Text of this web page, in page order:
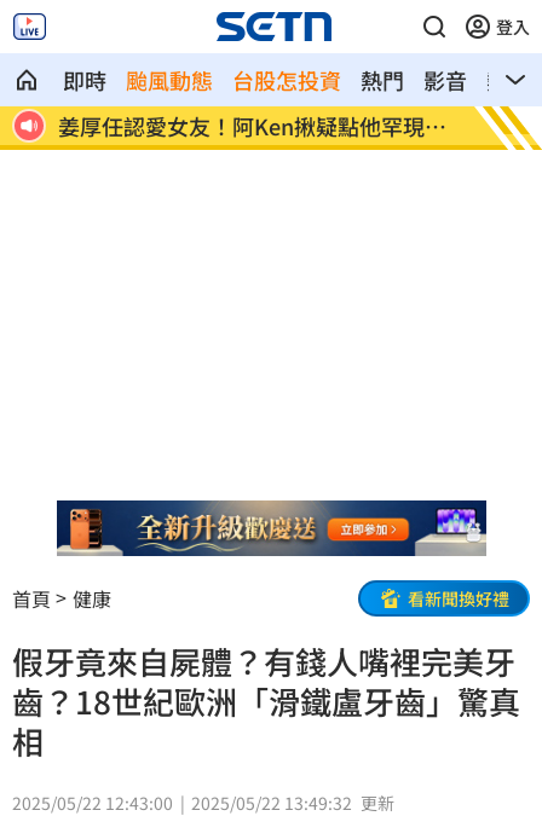
登入
即時 颱風動態 台股怎投資 熱門 影音
熱搜
超
姜厚任認愛女友！阿Ken揪疑點他罕現身
嗆
白海
閉
首頁 健康 看新聞換好禮
假牙竟來自屍體？有錢人嘴裡完美牙
齒？18世紀歐洲「滑鐵盧牙齒」驚真
相
2025/05/22 12:43:00 2025/05/22 13:49:32 更新